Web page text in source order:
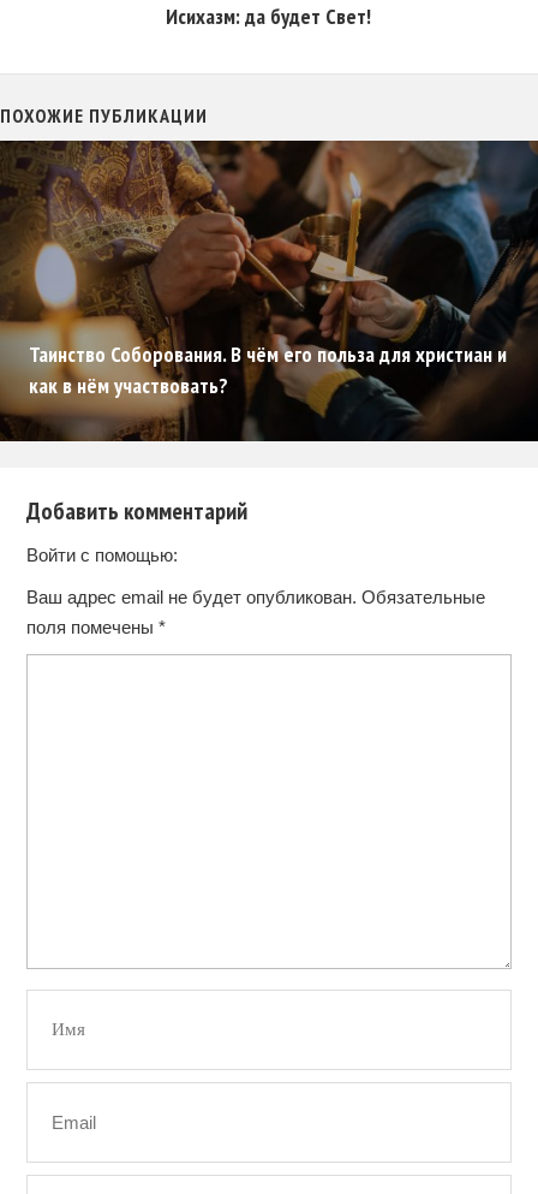
Исихазм: да будет Свет!
ПОХОЖИЕ ПУБЛИКАЦИИ
Таинство Соборования. В чём его польза для христиан и
как в нём участвовать?
Добавить комментарий
Войти с помощью:
Ваш адрес email не будет опубликован. Обязательные
поля помечены *